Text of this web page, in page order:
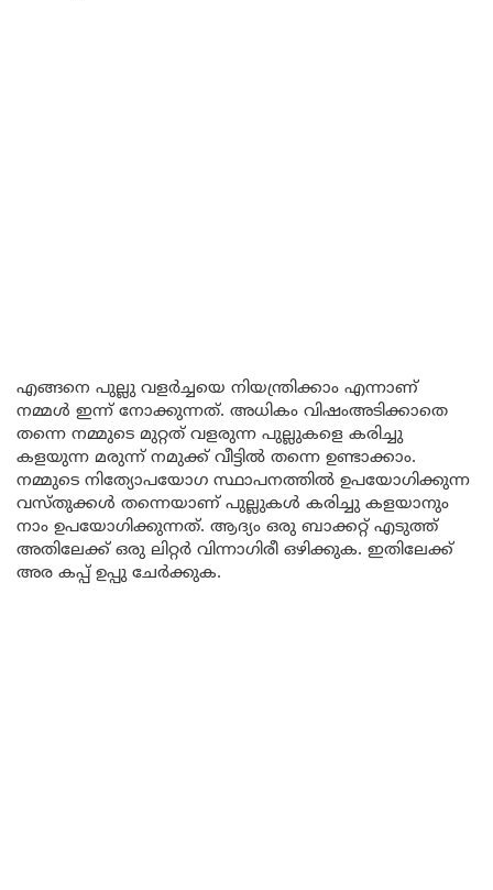
എങ്ങനെ പുല്ലു വളർച്ചയെ നിയന്ത്രിക്കാം എന്നാണ്
നമ്മൾ ഇന്ന് നോക്കുന്നത്. അധികം വിഷംഅടിക്കാതെ
തന്നെ നമ്മുടെ മുറ്റത് വളരുന്ന പുല്ലുകളെ കരിച്ചു
കളയുന്ന മരുന്ന് നമുക്ക് വീട്ടിൽ തന്നെ ഉണ്ടാക്കാം.
നമ്മുടെ നിത്യോപയോഗ സ്ഥാപനത്തിൽ ഉപയോഗിക്കുന്ന
വസ്തുക്കൾ തന്നെയാണ് പുല്ലുകൾ കരിച്ചു കളയാനും
നാം ഉപയോഗിക്കുന്നത്. ആദ്യം ഒരു ബാക്കറ്റ് എടുത്ത്
അതിലേക്ക് ഒരു ലിറ്റർ വിന്നാഗിരീ ഒഴിക്കുക. ഇതിലേക്ക്
അര കപ്പ് ഉപ്പു ചേർക്കുക.